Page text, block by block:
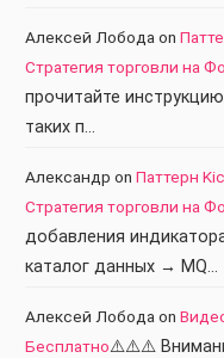
Алексей Лобода on
Стратегия торговли на
прочитайте
таких п…
Александр on Паттерн
Стратегия торговли на
добавления
каталог данных → MQ…
Алексей Лобода on
Бесплатно⚠️⚠️⚠️